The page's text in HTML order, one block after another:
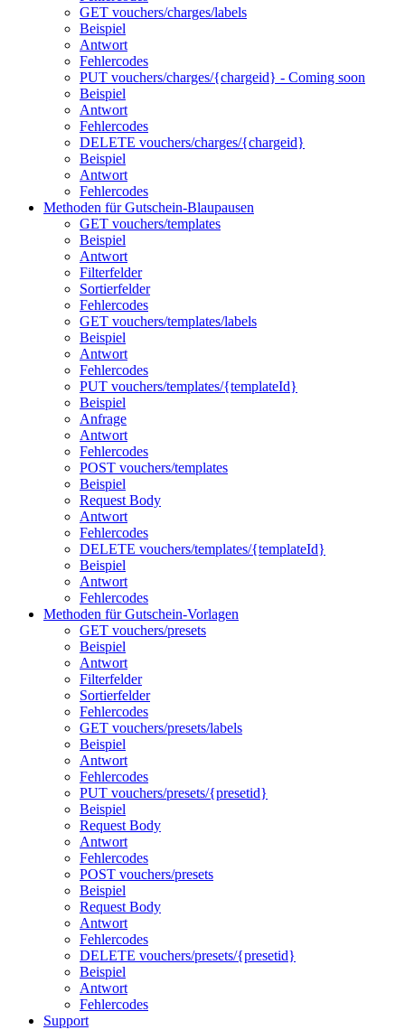
GET vouchers/charges/labels
Beispiel
Antwort
Fehlercodes
PUT vouchers/charges/{chargeid} - Coming soon
Beispiel
Antwort
Fehlercodes
DELETE vouchers/charges/{chargeid}
Beispiel
Antwort
Fehlercodes
Methoden für Gutschein-Blaupausen
GET vouchers/templates
Beispiel
Antwort
Filterfelder
Sortierfelder
Fehlercodes
GET vouchers/templates/labels
Beispiel
Antwort
Fehlercodes
PUT vouchers/templates/{templateId}
Beispiel
Anfrage
Antwort
Fehlercodes
POST vouchers/templates
Beispiel
Request Body
Antwort
Fehlercodes
DELETE vouchers/templates/{templateId}
Beispiel
Antwort
Fehlercodes
Methoden für Gutschein-Vorlagen
GET vouchers/presets
Beispiel
Antwort
Filterfelder
Sortierfelder
Fehlercodes
GET vouchers/presets/labels
Beispiel
Antwort
Fehlercodes
PUT vouchers/presets/{presetid}
Beispiel
Request Body
Antwort
Fehlercodes
POST vouchers/presets
Beispiel
Request Body
Antwort
Fehlercodes
DELETE vouchers/presets/{presetid}
Beispiel
Antwort
Fehlercodes
Support